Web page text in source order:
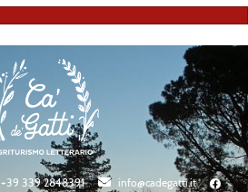
+39 339 2848391 info@cadegatti.it